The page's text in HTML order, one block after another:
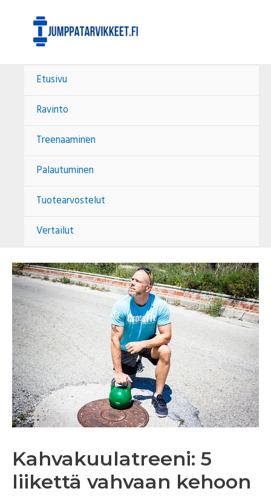
sisältöön
Etusivu
Ravinto
Treenaaminen
Palautuminen
Tuotearvostelut
Vertailut
Kahvakuulatreeni: 5
liikettä vahvaan kehoon
navigation